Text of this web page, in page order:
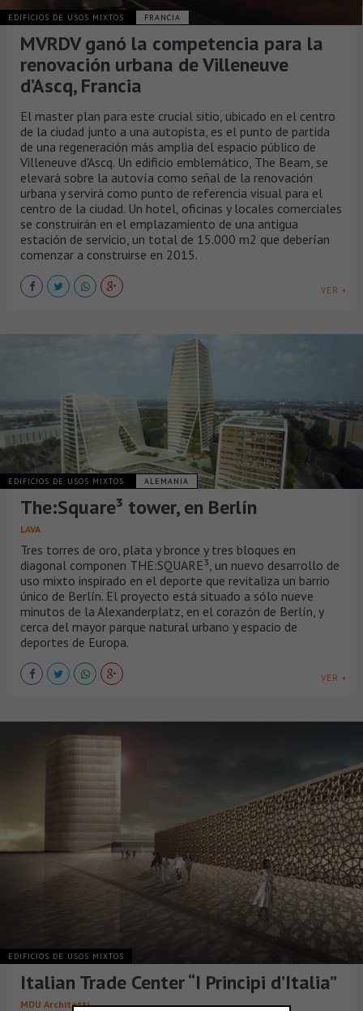
EDIFICIOS DE USOS MIXTOS FRANCIA
MVRDV ganó la competencia para la
renovación urbana de Villeneuve
d’Ascq, Francia
El master plan para este crucial sitio, ubicado en el centro
de la ciudad junto a una autopista, es el punto de partida
de una regeneración más amplia del espacio público de
Villeneuve d'Ascq. Un edificio emblemático, The Beam, se
elevará sobre la autovía como señal de la renovación
urbana y servirá como punto de referencia visual para el
centro de la ciudad. Un hotel, oficinas y locales comerciales
se construirán en el emplazamiento de una antigua
estación de servicio, un total de 15.000 m2 que deberían
comenzar a construirse en 2015.
VER +
EDIFICIOS DE USOS MIXTOS ALEMANIA
The:Square³ tower, en Berlín
LAVA
Tres torres de oro, plata y bronce y tres bloques en
diagonal componen THE:SQUARE³, un nuevo desarrollo de
uso mixto inspirado en el deporte que revitaliza un barrio
único de Berlín. El proyecto está situado a sólo nueve
minutos de la Alexanderplatz, en el corazón de Berlín, y
cerca del mayor parque natural urbano y espacio de
deportes de Europa.
VER +
EDIFICIOS DE USOS MIXTOS
Italian Trade Center “I Principi d’Italia”
MDU Architetti